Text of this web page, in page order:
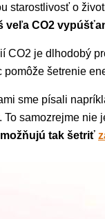
starostlivosť o
veľa CO2
CO2 je dlhodobý
pomôže šetrenie
sme písali
. To samozrejme nie
tak šetriť